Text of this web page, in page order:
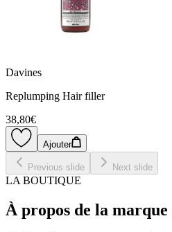
Davines
Replumping Hair filler
38,80€
Ajouter
Previous slide Next slide
LA BOUTIQUE
À propos de la